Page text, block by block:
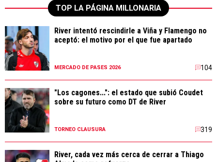
TOP LA PÁGINA MILLONARIA
River intentó rescindirle a Viña y Flamengo no
aceptó: el motivo por el que fue apartado
MERCADO DE PASES 2026 104
"Los cagones...": el estado que subió Coudet
sobre su futuro como DT de River
TORNEO CLAUSURA 319
River, cada vez más cerca de cerrar a Thiago